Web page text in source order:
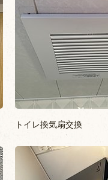
トイレ換気扇交換